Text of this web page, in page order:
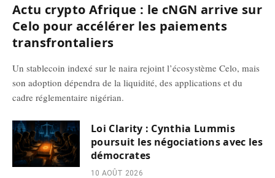
Actu crypto Afrique : le cNGN arrive sur
Celo pour accélérer les paiements
transfrontaliers
Un stablecoin indexé sur le naira rejoint l’écosystème Celo, mais
son adoption dépendra de la liquidité, des applications et du
cadre réglementaire nigérian.
Loi Clarity : Cynthia Lummis
poursuit les négociations avec les
démocrates
10 AOÛT 2026